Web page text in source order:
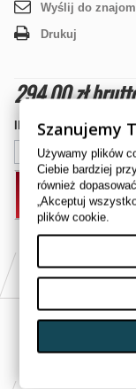
Wyślij do
Drukuj
294,00 zł
Ilość
DODAJ DO
PASUJE DO
KYMCO 250cc
Szanujemy
Używamy plików
Ciebie bardziej
również
„Akceptuj
plików cookie.